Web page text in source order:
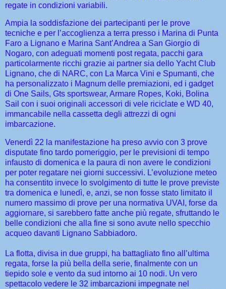
regate in condizioni variabili.
Ampia la soddisfazione dei partecipanti per le prove
tecniche e per l’accoglienza a terra presso i Marina di Punta
Faro a Lignano e Marina Sant’Andrea a San Giorgio di
Nogaro, con adeguati momenti post regata, pacchi gara
particolarmente ricchi grazie ai partner sia dello Yacht Club
Lignano, che di NARC, con La Marca Vini e Spumanti, che
ha personalizzato i Magnum delle premiazioni, ed i gadget
di One Sails, Gts sportswear, Armare Ropes, Koki, Bolina
Sail con i suoi originali accessori di vele riciclate e WD 40,
immancabile nella cassetta degli attrezzi di ogni
imbarcazione.
Venerdì 22 la manifestazione ha preso avvio con 3 prove
disputate fino tardo pomeriggio, per le previsioni di tempo
infausto di domenica e la paura di non avere le condizioni
per poter regatare nei giorni successivi. L’evoluzione meteo
ha consentito invece lo svolgimento di tutte le prove previste
tra domenica e lunedì, e, anzi, se non fosse stato limitato il
numero massimo di prove per una normativa UVAI, forse da
aggiornare, si sarebbero fatte anche più regate, sfruttando le
belle condizioni che alla fine si sono avute nello specchio
acqueo davanti Lignano Sabbiadoro.
La flotta, divisa in due gruppi, ha battagliato fino all’ultima
regata, forse la più bella della serie, finalmente con un
tiepido sole e vento da sud intorno ai 10 nodi. Un vero
spettacolo vedere le 32 imbarcazioni impegnate nel